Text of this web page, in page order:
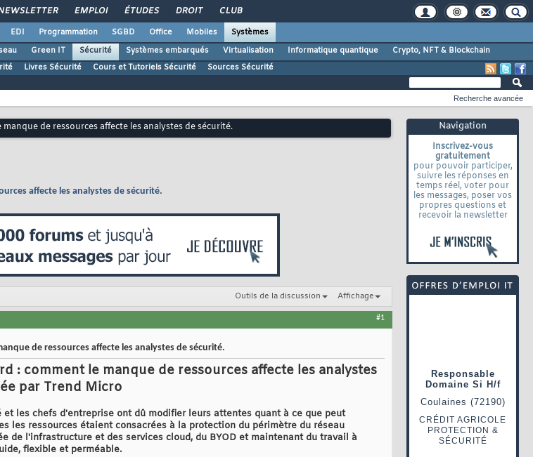
EMPLOI ÉTUDES DROIT CLUB
EDI Programmation SGBD Office Mobiles
Systèmes
Green IT Sécurité Systèmes embarqués Virtualisation Informatique quantique
Crypto, NFT & Blockchain
Livres Sécurité Cours et Tutoriels Sécurité Sources Sécurité
Navigation
Inscrivez-vous
gratuitement
pour pouvoir participer,
suivre les réponses en
temps réel, voter pour
les messages, poser vos
propres questions et
recevoir la newsletter
Recherche avancée
de ressources affecte les analystes de sécurité.
affecte les analystes de sécurité.
Outils de la discussion Affichage
#1
de ressources affecte les analystes de sécurité.
: comment le manque de ressources affecte les analystes
par Trend Micro
les chefs d'entreprise ont dû modifier leurs attentes quant à ce que peut
les ressources étaient consacrées à la protection du périmètre du réseau
de l'infrastructure et des services cloud, du BYOD et maintenant du travail à
flexible et perméable.